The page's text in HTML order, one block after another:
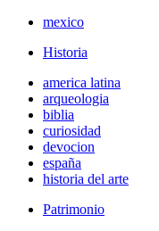
mexico
Historia
america latina
arqueologia
biblia
curiosidad
devocion
españa
historia del arte
Patrimonio